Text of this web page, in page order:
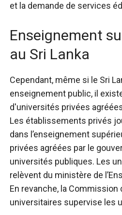
et la demande de services
Enseignement
au Sri Lanka
Cependant, même si le Sri
enseignement public, il
d'universités privées
Les établissements privés
dans l’enseignement
privées agréées par le
universités publiques. Les
relèvent du ministère de
En revanche, la
universitaires supervise les